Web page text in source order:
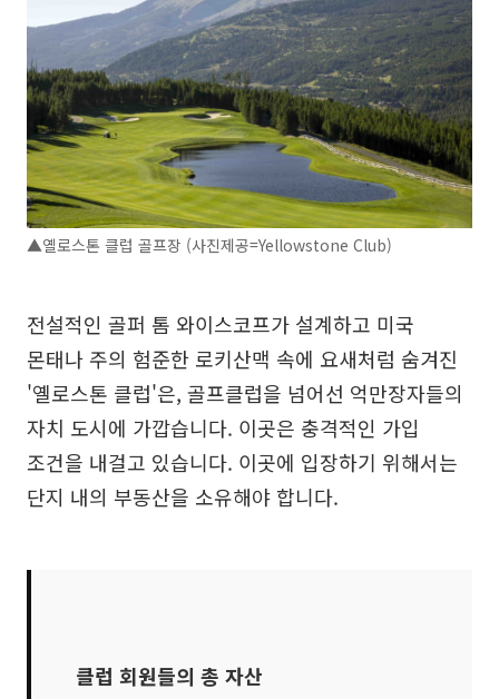
▲옐로스톤 클럽 골프장 (사진제공=Yellowstone Club)
전설적인 골퍼 톰 와이스코프가 설계하고 미국
몬태나 주의 험준한 로키산맥 속에 요새처럼 숨겨진
'옐로스톤 클럽'은, 골프클럽을 넘어선 억만장자들의
자치 도시에 가깝습니다. 이곳은 충격적인 가입
조건을 내걸고 있습니다. 이곳에 입장하기 위해서는
단지 내의 부동산을 소유해야 합니다.
클럽 회원들의 총 자산